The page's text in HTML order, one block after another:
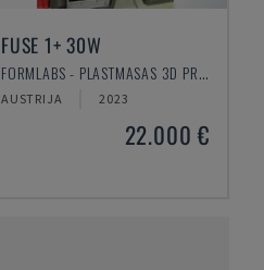
FUSE 1+ 30W
FORMLABS - PLASTMASAS 3D PRINTERIS
AUSTRIJA 2023
22.000 €